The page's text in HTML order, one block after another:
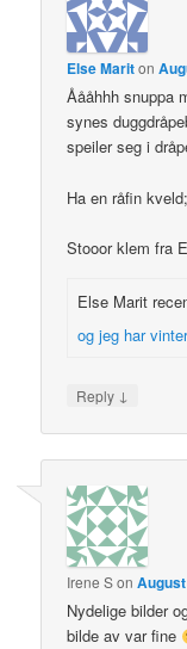
Else Mariton
Åååhhh snuppa
synes
speiler seg i
Ha en råfin
Stooor klem fra
Else Marit
og jeg har
Reply ↓
Irene Son
Nydelige bilder
bilde av var fine